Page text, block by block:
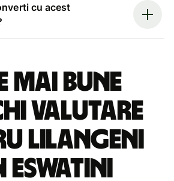
cu acest
mai bune
valutare
lilangeni
Eswatini